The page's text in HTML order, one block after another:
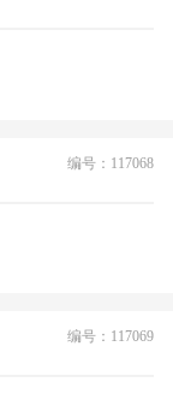
编号：117068
编号：117069